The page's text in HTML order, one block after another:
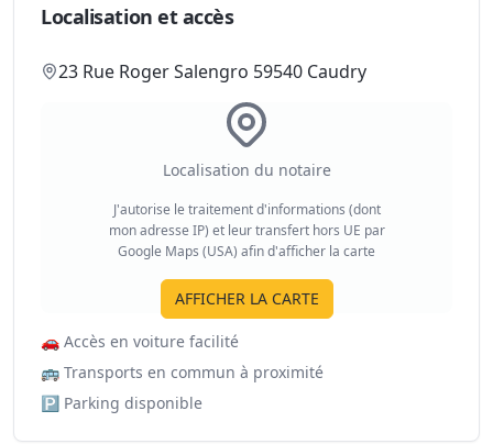
Localisation et accès
23 Rue Roger Salengro 59540 Caudry
Localisation du notaire
J'autorise le traitement d'informations (dont
mon adresse IP) et leur transfert hors UE par
Google Maps (USA) afin d'afficher la carte
AFFICHER LA CARTE
🚗 Accès en voiture facilité
🚌 Transports en commun à proximité
🅿️ Parking disponible